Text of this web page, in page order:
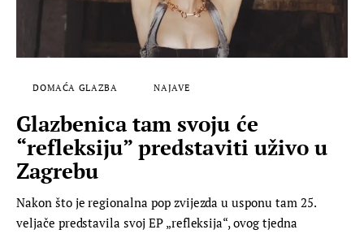
DOMAĆA GLAZBA NAJAVE
Glazbenica tam svoju će
“refleksiju” predstaviti uživo u
Zagrebu
Nakon što je regionalna pop zvijezda u usponu tam 25.
veljače predstavila svoj EP „refleksija“, ovog tjedna